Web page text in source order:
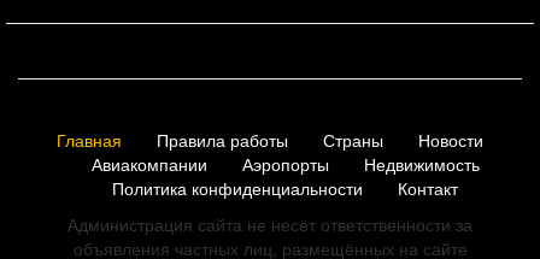
Главная Правила работы Страны
Новости
Авиакомпании
Аэропорты
Недвижимость
Политика конфиденциальности
Контакт
Администрация сайта не несёт ответственности за
объявления частных лиц, размещённых на сайте